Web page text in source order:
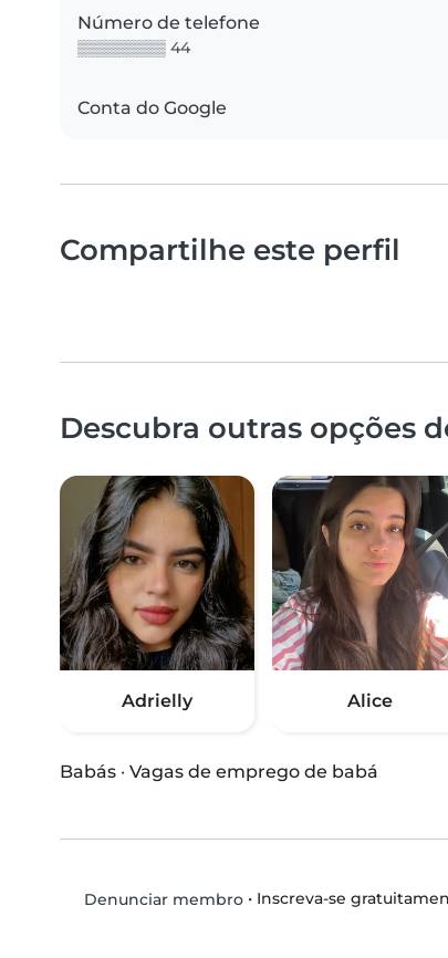
Número de telefone
▒▒▒▒▒▒▒▒ 44
Conta do Google
Compartilhe este perfil
Descubra outras opções
Adrielly Alice
Babás · Vagas de emprego de babá
Denunciar membro• Inscreva-se